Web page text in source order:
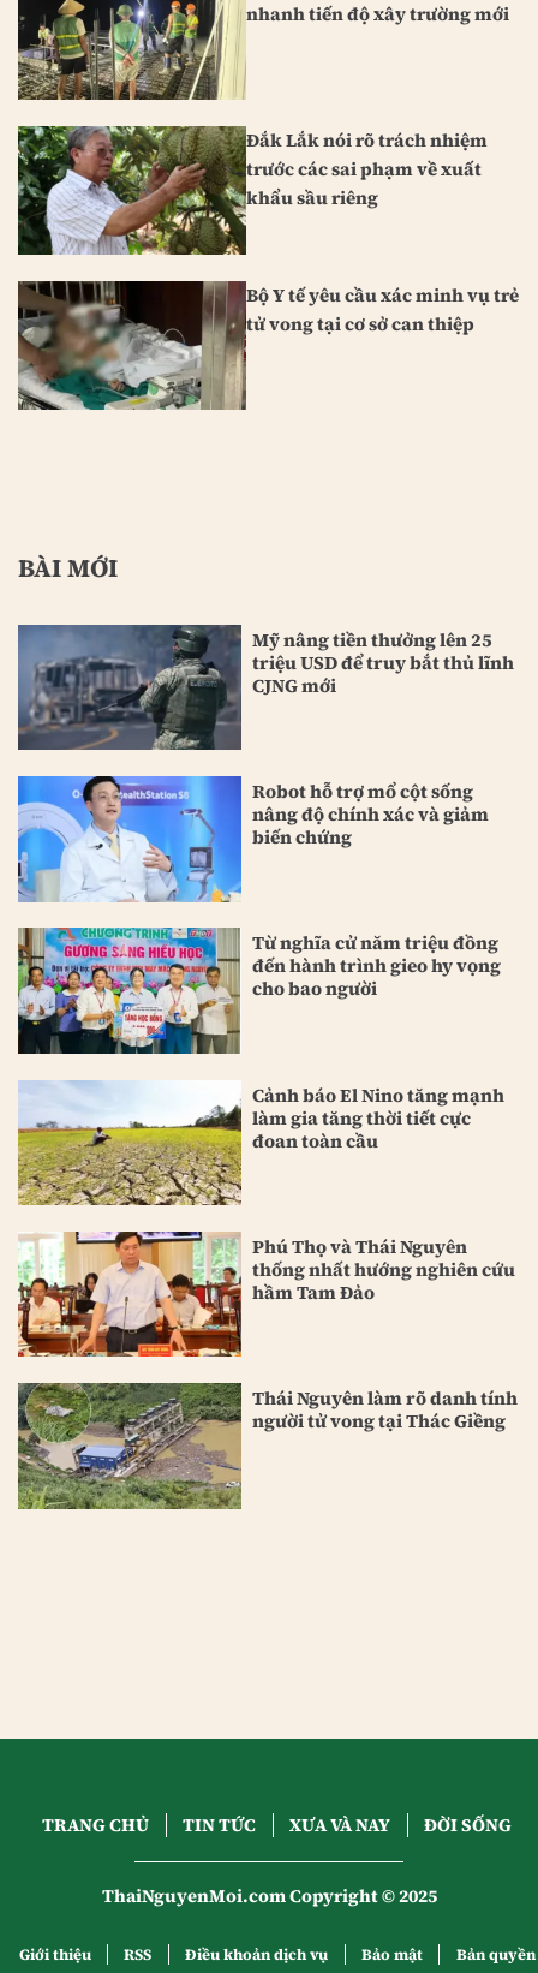
nhanh tiến độ xây trường mới
Đắk Lắk nói rõ trách nhiệm
trước các sai phạm về xuất
khẩu sầu riêng
Bộ Y tế yêu cầu xác minh vụ trẻ
tử vong tại cơ sở can thiệp
BÀI MỚI
Mỹ nâng tiền thưởng lên 25
triệu USD để truy bắt thủ lĩnh
CJNG mới
Robot hỗ trợ mổ cột sống
nâng độ chính xác và giảm
biến chứng
Từ nghĩa cử năm triệu đồng
đến hành trình gieo hy vọng
cho bao người
Cảnh báo El Nino tăng mạnh
làm gia tăng thời tiết cực
đoan toàn cầu
Phú Thọ và Thái Nguyên
thống nhất hướng nghiên cứu
hầm Tam Đảo
Thái Nguyên làm rõ danh tính
người tử vong tại Thác Giềng
TRANG CHỦ TIN TỨC XƯA VÀ NAY ĐỜI SỐNG
ThaiNguyenMoi.com Copyright © 2025
Giới thiệu RSS Điều khoản dịch vụ Bảo mật Bản quyền